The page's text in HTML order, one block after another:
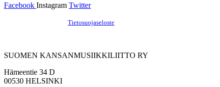
Facebook Instagram Twitter
Tietosuojaseloste
SUOMEN KANSANMUSIIKKILIITTO RY
Hämeentie 34 D
00530 HELSINKI